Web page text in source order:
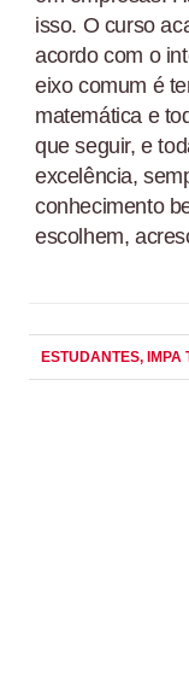
isso. O curso
acordo com o
eixo comum é
matemática e
que seguir, e
excelência,
conhecimento
escolhem,
ESTUDANTES, IMPA